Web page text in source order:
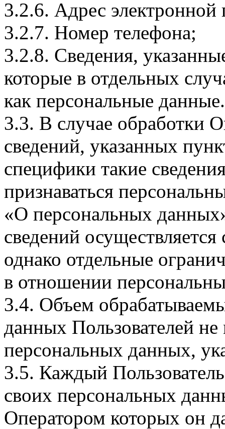
3.2.6. Адрес электронной
3.2.7. Номер телефона;
3.2.8. Сведения,
которые в отдельных
как персональные данные.
3.3. В случае обработки
сведений, указанных
специфики такие
признаваться
«О персональных
сведений
однако отдельные
в отношении
3.4. Объем
данных Пользователей
персональных данных,
3.5. Каждый
своих персональных
Оператором которых он